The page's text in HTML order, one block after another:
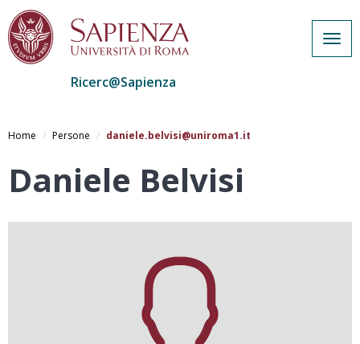
al
Ricerc@Sapienza
Home Persone daniele.belvisi@uniroma1.it
Daniele Belvisi